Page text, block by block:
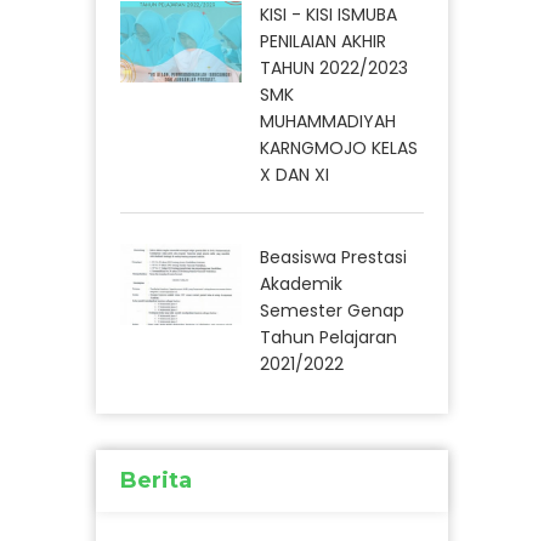
KISI - KISI ISMUBA
PENILAIAN AKHIR
TAHUN 2022/2023
SMK
MUHAMMADIYAH
KARNGMOJO KELAS
X DAN XI
Beasiswa Prestasi
Akademik
Semester Genap
Tahun Pelajaran
2021/2022
Berita